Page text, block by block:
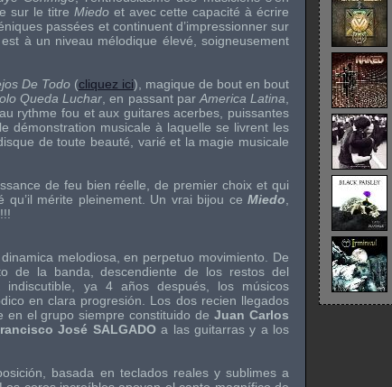
sur le titre Miedoet avec cette capacité à écrire
passées et continuent d’impressionner sur
à un niveau mélodique élevé, soigneusement
De Todo(cliquez ici), magique de bout en bout
Queda Luchar , en passant par America Latina
au rythme fou et aux guitares acerbes, puissantes
démonstration musicale à laquelle se livrent les
de toute beauté, varié et la magie musicale
de feu bien réelle, de premier choix et qui
mérite pleinement. Un vrai bijou ce Miedo
!!!
melodiosa, en perpetuo movimiento. De
de la banda, descendiente de los restos del
ya 4 años después, los músicos
en clara progresión. Los dos recien llegados
el grupo siempre constituido de Juan Carlos
José SALGADO a las guitarras y a los
basada en teclados reales y sublimes a